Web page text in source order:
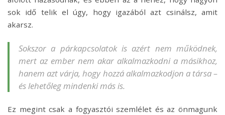
sok idő telik el úgy, hogy igazából azt csinálsz, amit
akarsz.
Sokszor a párkapcsolatok is azért nem működnek,
mert az ember nem akar alkalmazkodni a másikhoz,
hanem azt várja, hogy hozzá alkalmazkodjon a társa –
és lehetőleg mindenki más is.
Ez megint csak a fogyasztói szemlélet és az önmagunk